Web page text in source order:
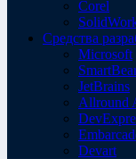
Corel
Средства
Microsoft
JetBrains
Allround
Devart